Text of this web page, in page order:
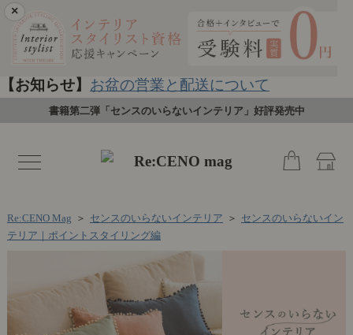
×
【お知らせ】 お盆の営業と配送について
書籍第二弾「センスのいらないインテリア」好評発売中
toggle
navigation
Re:CENO Mag ＞ センスのいらないインテリア ＞ センスのいらないイン
テリア｜ポイントスタイリング編